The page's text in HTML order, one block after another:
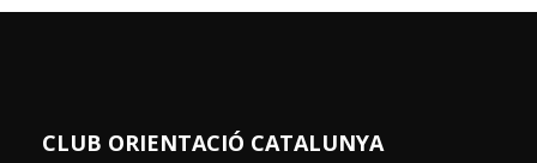
CLUB ORIENTACIÓ CATALUNYA